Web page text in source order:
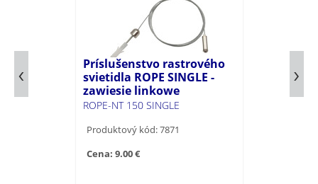
Príslušenstvo rastrového
svietidla ROPE SINGLE -
zawiesie linkowe
ROPE-NT 150 SINGLE
Produktový kód: 7871
Cena: 9.00 €